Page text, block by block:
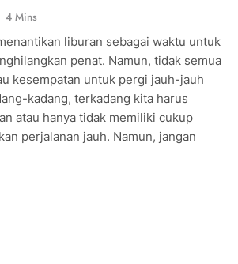
4 Mins
liburan sebagai waktu untuk
penat. Namun, tidak semua
kesempatan untuk pergi jauh-jauh
kadang, terkadang kita harus
atau hanya tidak memiliki cukup
perjalanan jauh. Namun, jangan